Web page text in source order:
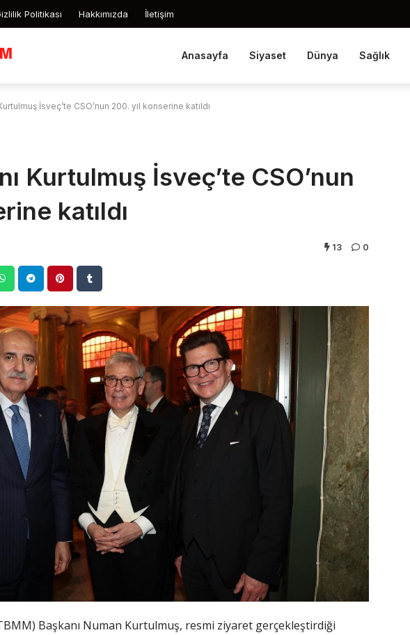
Politikası Hakkımızda İletişim
Anasayfa Siyaset Dünya Sağlık
İsveç’te CSO’nun 200. yıl konserine katıldı
Kurtulmuş İsveç’te CSO’nun
katıldı
13 0
Başkanı Numan Kurtulmuş, resmi ziyaret gerçekleştirdiği